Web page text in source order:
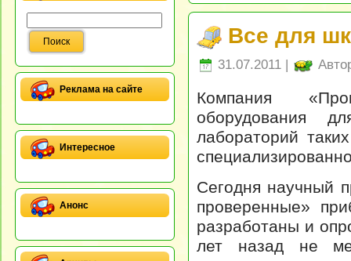
Реклама на сайте
Интересное
Анонс
Все для
31.07.2011 |
Компания
оборудования
лабораторий
Сегодня научный
проверенные»
разработаны и
лет назад не